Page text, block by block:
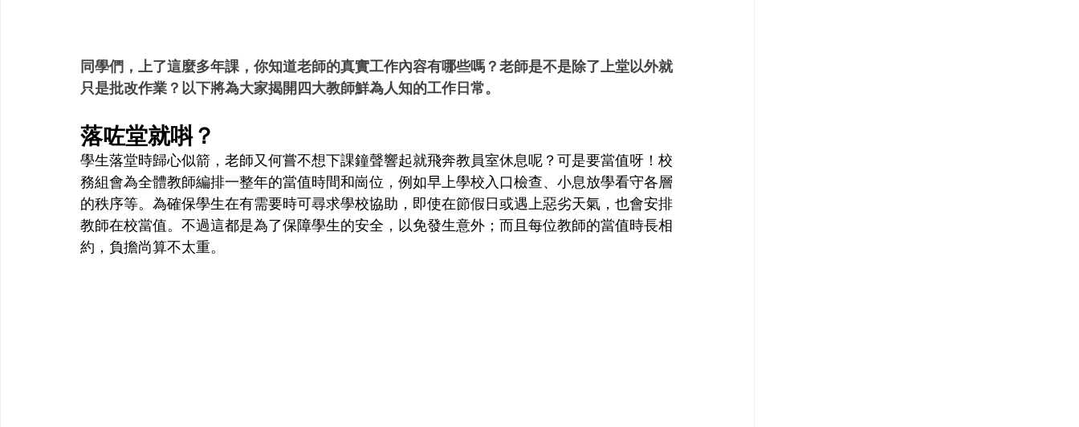
同學們，上了這麼多年課，你知道老師的真實工作內容有哪些嗎？老師是不是除了上堂以外就
只是批改作業？以下將為大家揭開四大教師鮮為人知的工作日常。
落咗堂就唞？
學生落堂時歸心似箭，老師又何嘗不想下課鐘聲響起就飛奔教員室休息呢？可是要當值呀！校
務組會為全體教師編排一整年的當值時間和崗位，例如早上學校入口檢查、小息放學看守各層
的秩序等。為確保學生在有需要時可尋求學校協助，即使在節假日或遇上惡劣天氣，也會安排
教師在校當值。不過這都是為了保障學生的安全，以免發生意外；而且每位教師的當值時長相
約，負擔尚算不太重。